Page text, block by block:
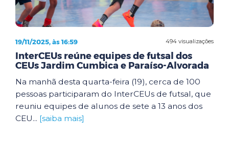
494 visualizações
19/11/2025, às 16:59
InterCEUs reúne equipes de futsal dos
CEUs Jardim Cumbica e Paraíso-Alvorada
Na manhã desta quarta-feira (19), cerca de 100
pessoas participaram do InterCEUs de futsal, que
reuniu equipes de alunos de sete a 13 anos dos
CEU... [saiba mais]